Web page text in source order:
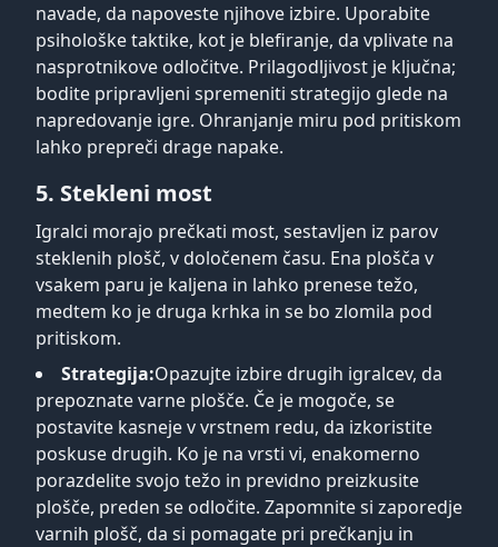
navade, da napoveste njihove izbire. Uporabite
psihološke taktike, kot je blefiranje, da vplivate na
nasprotnikove odločitve. Prilagodljivost je ključna;
bodite pripravljeni spremeniti strategijo glede na
napredovanje igre. Ohranjanje miru pod pritiskom
lahko prepreči drage napake.
5. Stekleni most
Igralci morajo prečkati most, sestavljen iz parov
steklenih plošč, v določenem času. Ena plošča v
vsakem paru je kaljena in lahko prenese težo,
medtem ko je druga krhka in se bo zlomila pod
pritiskom.
Strategija:Opazujte izbire drugih igralcev, da
prepoznate varne plošče. Če je mogoče, se
postavite kasneje v vrstnem redu, da izkoristite
poskuse drugih. Ko je na vrsti vi, enakomerno
porazdelite svojo težo in previdno preizkusite
plošče, preden se odločite. Zapomnite si zaporedje
varnih plošč, da si pomagate pri prečkanju in